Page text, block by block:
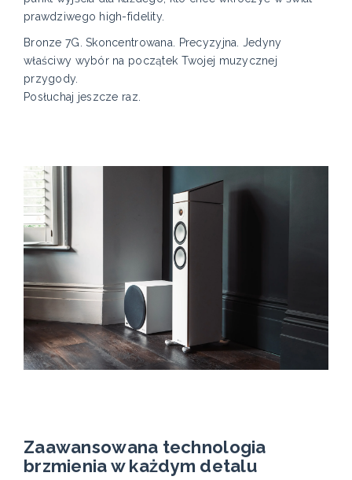
prawdziwego high-fidelity.
Bronze 7G. Skoncentrowana. Precyzyjna. Jedyny
właściwy wybór na początek Twojej muzycznej
przygody.
Posłuchaj jeszcze raz.
Zaawansowana technologia
brzmienia w każdym detalu